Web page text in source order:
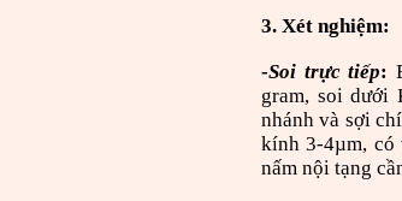
3. Xét nghiệm:
-Soi trực tiếp:
gram, soi dưới
nhánh và sợi
kính 3-4µm, có
nấm nội tạng